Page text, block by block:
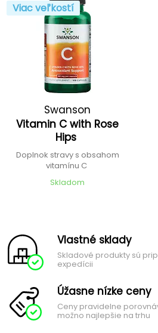
Viac veľkostí
Swanson
Vitamin C with Rose
Hips
Doplnok stravy s obsahom
vitamínu C
Skladom
Vlastné sklady
Skladové produkty sú
expedícii
Úžasne nízke ceny
Ceny pravidelne
možno najlepšie na trhu